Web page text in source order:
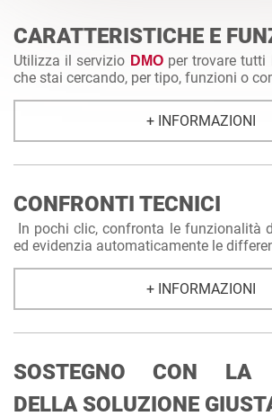
CARATTERISTICHE E
Utilizza il servizio DMO per trovare
che stai cercando, per tipo, funzioni o
+ INFORMAZIONI
CONFRONTI TECNICI
In pochi clic, confronta le funzionalità
ed evidenzia automaticamente le
+ INFORMAZIONI
SOSTEGNO CON LA
DELLA SOLUZIONE